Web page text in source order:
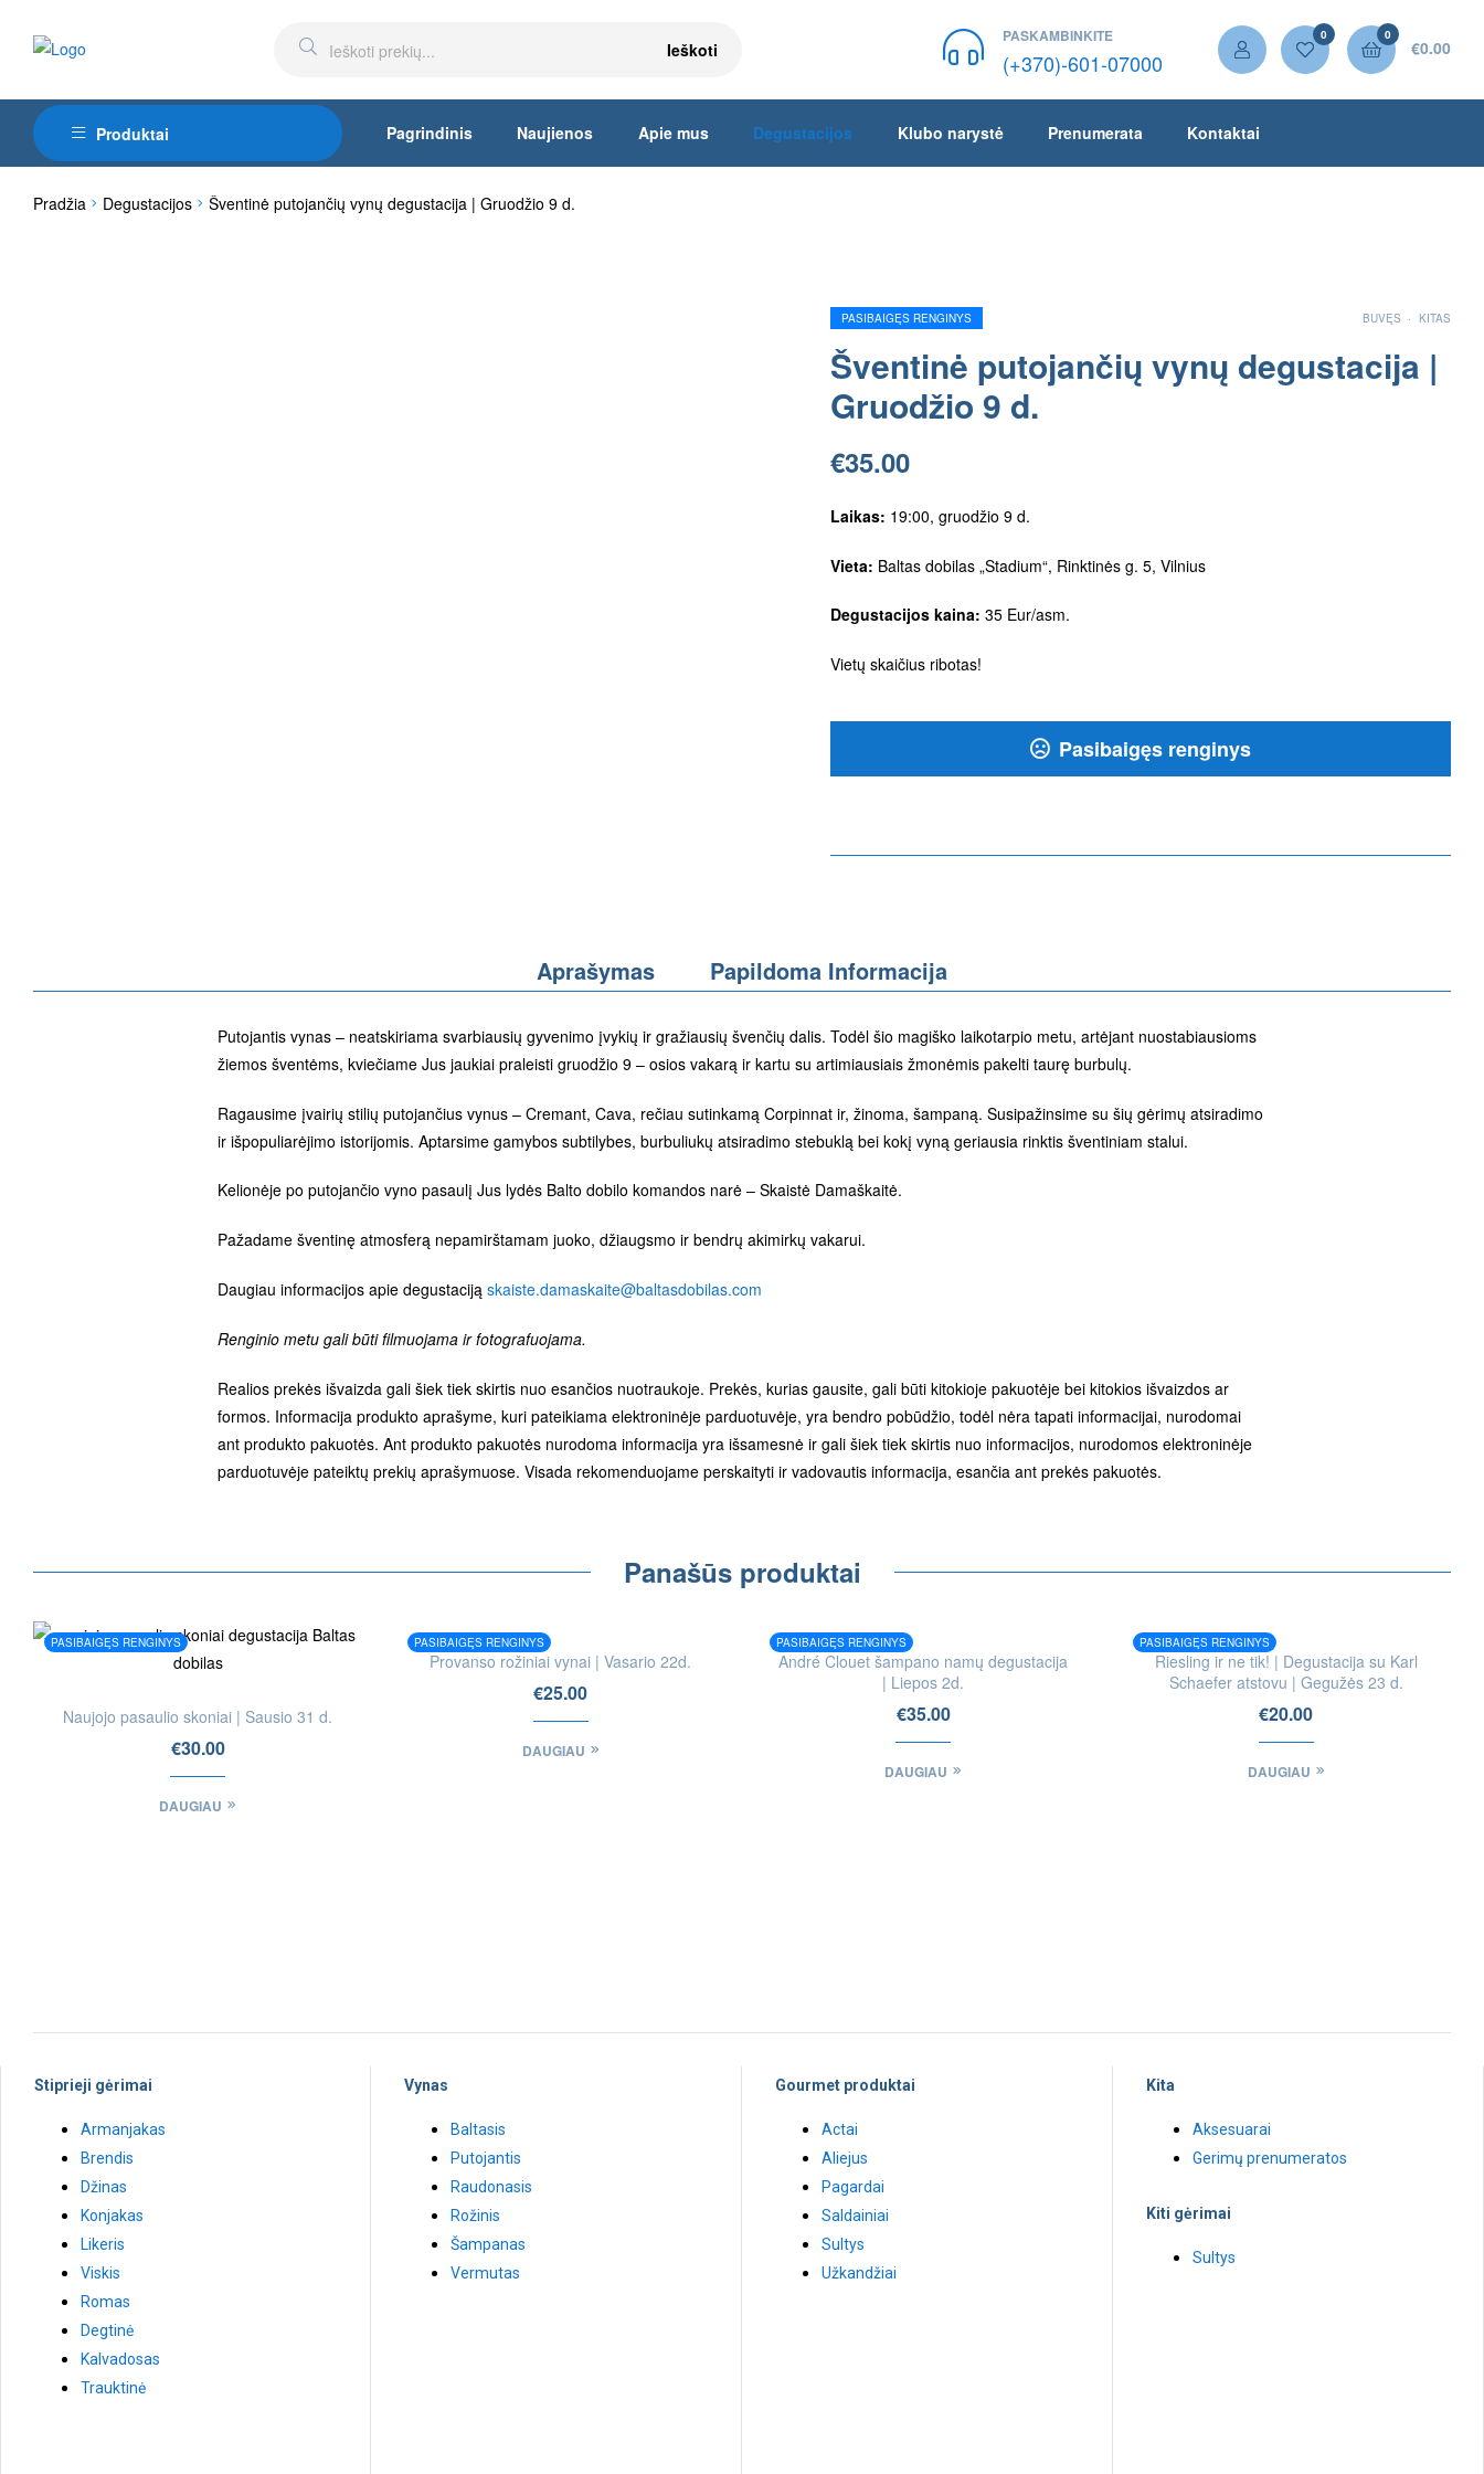
Ieškoti
PASKAMBINKITE
(+370)-601-07000
0 0
€0.00
Produktai Pagrindinis Naujienos Apie mus Degustacijos Klubo narystė Prenumerata Kontaktai
Pradžia Degustacijos Šventinė putojančių vynų degustacija | Gruodžio 9 d.
BUVĘS . KITAS
PASIBAIGĘS RENGINYS
Šventinė putojančių vynų degustacija |
Gruodžio 9 d.
€35.00
Laikas: 19:00, gruodžio 9 d.
Vieta: Baltas dobilas „Stadium“, Rinktinės g. 5, Vilnius
Degustacijos kaina: 35 Eur/asm.
Vietų skaičius ribotas!
Pasibaigęs renginys
Aprašymas Papildoma Informacija
Putojantis vynas – neatskiriama svarbiausių gyvenimo įvykių ir gražiausių švenčių dalis. Todėl šio magiško laikotarpio metu, artėjant nuostabiausioms
žiemos šventėms, kviečiame Jus jaukiai praleisti gruodžio 9 – osios vakarą ir kartu su artimiausiais žmonėmis pakelti taurę burbulų.
Ragausime įvairių stilių putojančius vynus – Cremant, Cava, rečiau sutinkamą Corpinnat ir, žinoma, šampaną. Susipažinsime su šių gėrimų atsiradimo
ir išpopuliarėjimo istorijomis. Aptarsime gamybos subtilybes, burbuliukų atsiradimo stebuklą bei kokį vyną geriausia rinktis šventiniam stalui.
Kelionėje po putojančio vyno pasaulį Jus lydės Balto dobilo komandos narė – Skaistė Damaškaitė.
Pažadame šventinę atmosferą nepamirštamam juoko, džiaugsmo ir bendrų akimirkų vakarui.
Daugiau informacijos apie degustaciją skaiste.damaskaite@baltasdobilas.com
Renginio metu gali būti filmuojama ir fotografuojama.
Realios prekės išvaizda gali šiek tiek skirtis nuo esančios nuotraukoje. Prekės, kurias gausite, gali būti kitokioje pakuotėje bei kitokios išvaizdos ar
formos. Informacija produkto aprašyme, kuri pateikiama elektroninėje parduotuvėje, yra bendro pobūdžio, todėl nėra tapati informacijai, nurodomai
ant produkto pakuotės. Ant produkto pakuotės nurodoma informacija yra išsamesnė ir gali šiek tiek skirtis nuo informacijos, nurodomos elektroninėje
parduotuvėje pateiktų prekių aprašymuose. Visada rekomenduojame perskaityti ir vadovautis informacija, esančia ant prekės pakuotės.
Panašūs produktai
PASIBAIGĘS RENGINYS
Naujojo pasaulio skoniai | Sausio 31 d.
€30.00
DAUGIAU
PASIBAIGĘS RENGINYS
Provanso rožiniai vynai | Vasario 22d.
€25.00
DAUGIAU
PASIBAIGĘS RENGINYS
André Clouet šampano namų degustacija
| Liepos 2d.
€35.00
DAUGIAU
PASIBAIGĘS RENGINYS
Riesling ir ne tik! | Degustacija su Karl
Schaefer atstovu | Gegužės 23 d.
€20.00
DAUGIAU
Stiprieji gėrimai
Armanjakas
Brendis
Džinas
Konjakas
Likeris
Viskis
Romas
Degtinė
Kalvadosas
Trauktinė
Vynas
Baltasis
Putojantis
Raudonasis
Rožinis
Šampanas
Vermutas
Gourmet produktai
Actai
Aliejus
Pagardai
Saldainiai
Sultys
Užkandžiai
Kita
Aksesuarai
Gerimų prenumeratos
Kiti gėrimai
Sultys